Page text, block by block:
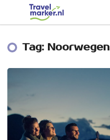
Tag: Noorwegen